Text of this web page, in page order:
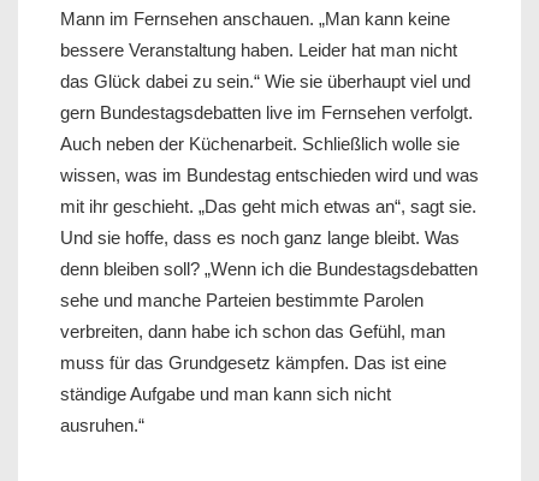
Mann im Fernsehen anschauen. „Man kann keine
bessere Veranstaltung haben. Leider hat man nicht
das Glück dabei zu sein.“ Wie sie überhaupt viel und
gern Bundestagsdebatten live im Fernsehen verfolgt.
Auch neben der Küchenarbeit. Schließlich wolle sie
wissen, was im Bundestag entschieden wird und was
mit ihr geschieht. „Das geht mich etwas an“, sagt sie.
Und sie hoffe, dass es noch ganz lange bleibt. Was
denn bleiben soll? „Wenn ich die Bundestagsdebatten
sehe und manche Parteien bestimmte Parolen
verbreiten, dann habe ich schon das Gefühl, man
muss für das Grundgesetz kämpfen. Das ist eine
ständige Aufgabe und man kann sich nicht
ausruhen.“